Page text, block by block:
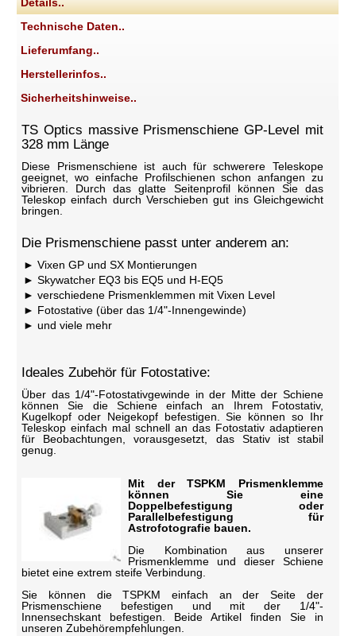
Details..
Technische Daten..
Lieferumfang..
Herstellerinfos..
Sicherheitshinweise..
TS Optics massive Prismenschiene GP-Level mit
328 mm Länge
Diese Prismenschiene ist auch für schwerere Teleskope
geeignet, wo einfache Profilschienen schon anfangen zu
vibrieren. Durch das glatte Seitenprofil können Sie das
Teleskop einfach durch Verschieben gut ins Gleichgewicht
bringen.
Die Prismenschiene passt unter anderem an:
Vixen GP und SX Montierungen
Skywatcher EQ3 bis EQ5 und H-EQ5
verschiedene Prismenklemmen mit Vixen Level
Fotostative (über das 1/4"-Innengewinde)
und viele mehr
Ideales Zubehör für Fotostative:
Über das 1/4"-Fotostativgewinde in der Mitte der Schiene
können Sie die Schiene einfach an Ihrem Fotostativ,
Kugelkopf oder Neigekopf befestigen. Sie können so Ihr
Teleskop einfach mal schnell an das Fotostativ adaptieren
für Beobachtungen, vorausgesetzt, das Stativ ist stabil
genug.
Mit der TSPKM Prismenklemme
können Sie eine
Doppelbefestigung oder
Parallelbefestigung für
Astrofotografie bauen.
Die Kombination aus unserer
Prismenklemme und dieser Schiene
bietet eine extrem steife Verbindung.
Sie können die TSPKM einfach an der Seite der
Prismenschiene befestigen und mit der 1/4"-
Innensechskant befestigen. Beide Artikel finden Sie in
unseren Zubehörempfehlungen.